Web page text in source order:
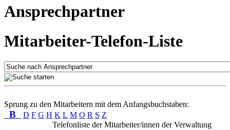
Ansprechpartner
Mitarbeiter-Telefon-Liste
Sprung zu den Mitarbeitern mit dem Anfangsbuchstaben:
B D F G H K L M O R S Z
Telefonliste der Mitarbeiter/innen der Verwaltung